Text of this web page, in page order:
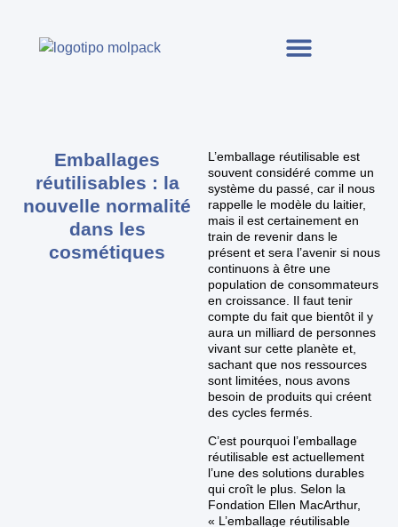
Emballages
réutilisables : la
nouvelle normalité
dans les
cosmétiques
L’emballage réutilisable est
souvent considéré comme un
système du passé, car il nous
rappelle le modèle du laitier,
mais il est certainement en
train de revenir dans le
présent et sera l’avenir si nous
continuons à être une
population de consommateurs
en croissance. Il faut tenir
compte du fait que bientôt il y
aura un milliard de personnes
vivant sur cette planète et,
sachant que nos ressources
sont limitées, nous avons
besoin de produits qui créent
des cycles fermés.
C’est pourquoi l’emballage
réutilisable est actuellement
l’une des solutions durables
qui croît le plus. Selon la
Fondation Ellen MacArthur,
« L’emballage réutilisable